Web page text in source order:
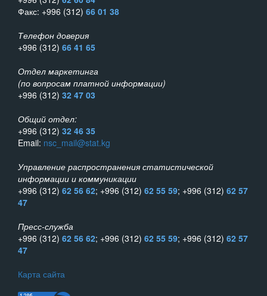
Факс: +996 (312) 66 01 38
Телефон доверия
+996 (312) 66 41 65
Отдел маркетинга
(по вопросам платной информации)
+996 (312) 32 47 03
Общий отдел:
+996 (312) 32 46 35
Email: nsc_mail@stat.kg
Управление распространения статистической
информации и коммуникации
+996 (312) 62 56 62; +996 (312) 62 55 59; +996 (312) 62 57
47
Пресс-служба
+996 (312) 62 56 62; +996 (312) 62 55 59; +996 (312) 62 57
47
Карта сайта